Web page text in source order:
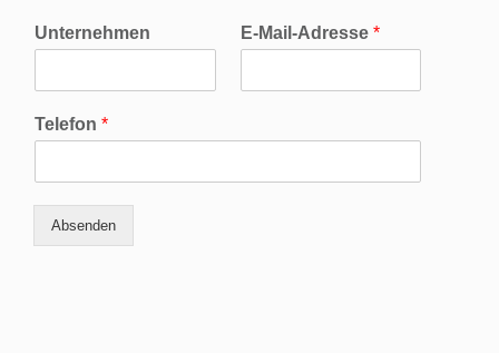
Unternehmen E-Mail-Adresse *
Telefon *
Absenden